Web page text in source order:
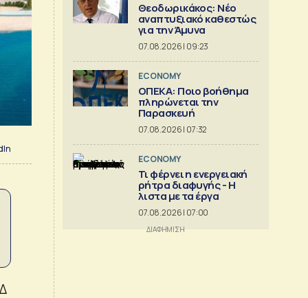
Θεοδωρικάκος: Νέο
αναπτυξιακό καθεστώς
για την Άμυνα
07.08.2026 | 09:23
ECONOMY
ΟΠΕΚΑ: Ποιο βοήθημα
πληρώνεται την
Παρασκευή
07.08.2026 | 07:32
ECONOMY
Τι φέρνει η ενεργειακή
ρήτρα διαφυγής - Η
λιστα με τα έργα
07.08.2026 | 07:00